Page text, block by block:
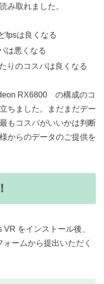
み取れました。
fpsは良くなる
は悪くなる
りのコスパは良くなる
RX6800 の構成のコ
ちました。まだまだデー
もコスパがいいかは判断
からのデータのご提供を
をインストール後、
ームから提出いただく